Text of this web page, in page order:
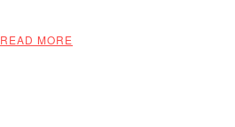
READ MORE